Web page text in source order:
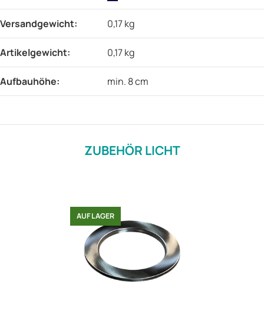
Versandgewicht‍: 0,17 kg
Artikelgewicht‍: 0,17kg
Aufbauhöhe‍: min. 8 cm
ZUBEHÖR LICHT
AUF LAGER